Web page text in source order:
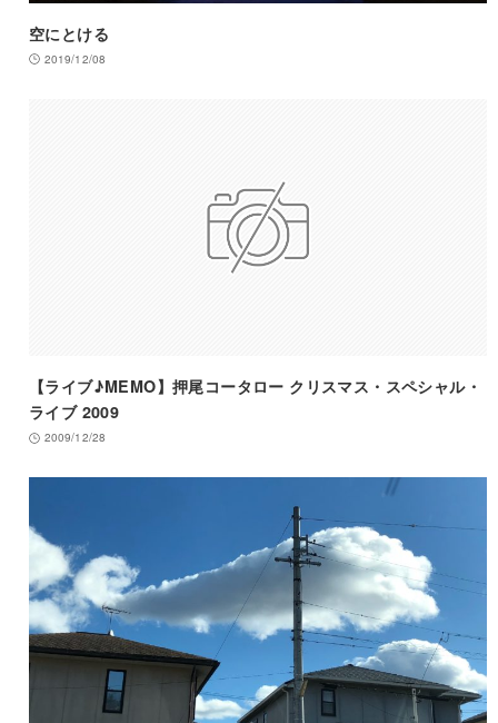
空にとける
2019/12/08
【ライブ♪MEMO】押尾コータロー クリスマス・スペシャル・
ライブ 2009
2009/12/28